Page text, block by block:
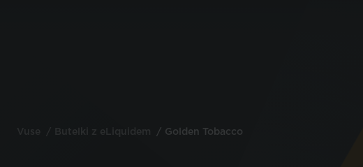
Golden Tobacco